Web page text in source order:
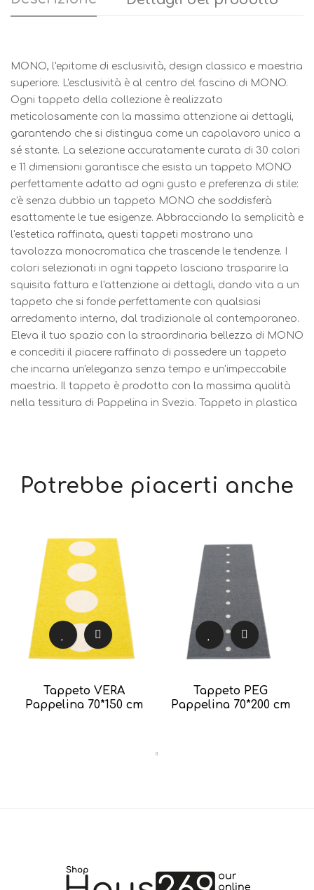
MONO, l'epitome di esclusività, design classico e maestria
superiore. L'esclusività è al centro del fascino di MONO.
Ogni tappeto della collezione è realizzato
meticolosamente con la massima attenzione ai dettagli,
garantendo che si distingua come un capolavoro unico a
sé stante. La selezione accuratamente curata di 30 colori
e 11 dimensioni garantisce che esista un tappeto MONO
perfettamente adatto ad ogni gusto e preferenza di stile:
c'è senza dubbio un tappeto MONO che soddisferà
esattamente le tue esigenze. Abbracciando la semplicità e
l'estetica raffinata, questi tappeti mostrano una
tavolozza monocromatica che trascende le tendenze. I
colori selezionati in ogni tappeto lasciano trasparire la
squisita fattura e l'attenzione ai dettagli, dando vita a un
tappeto che si fonde perfettamente con qualsiasi
arredamento interno, dal tradizionale al contemporaneo.
Eleva il tuo spazio con la straordinaria bellezza di MONO
e concediti il piacere raffinato di possedere un tappeto
che incarna un'eleganza senza tempo e un'impeccabile
maestria. Il tappeto è prodotto con la massima qualità
nella tessitura di Pappelina in Svezia. Tappeto in plastica
Potrebbe piacerti anche
Tappeto VERA
Pappelina 70*150 cm
Tappeto PEG
Pappelina 70*200 cm